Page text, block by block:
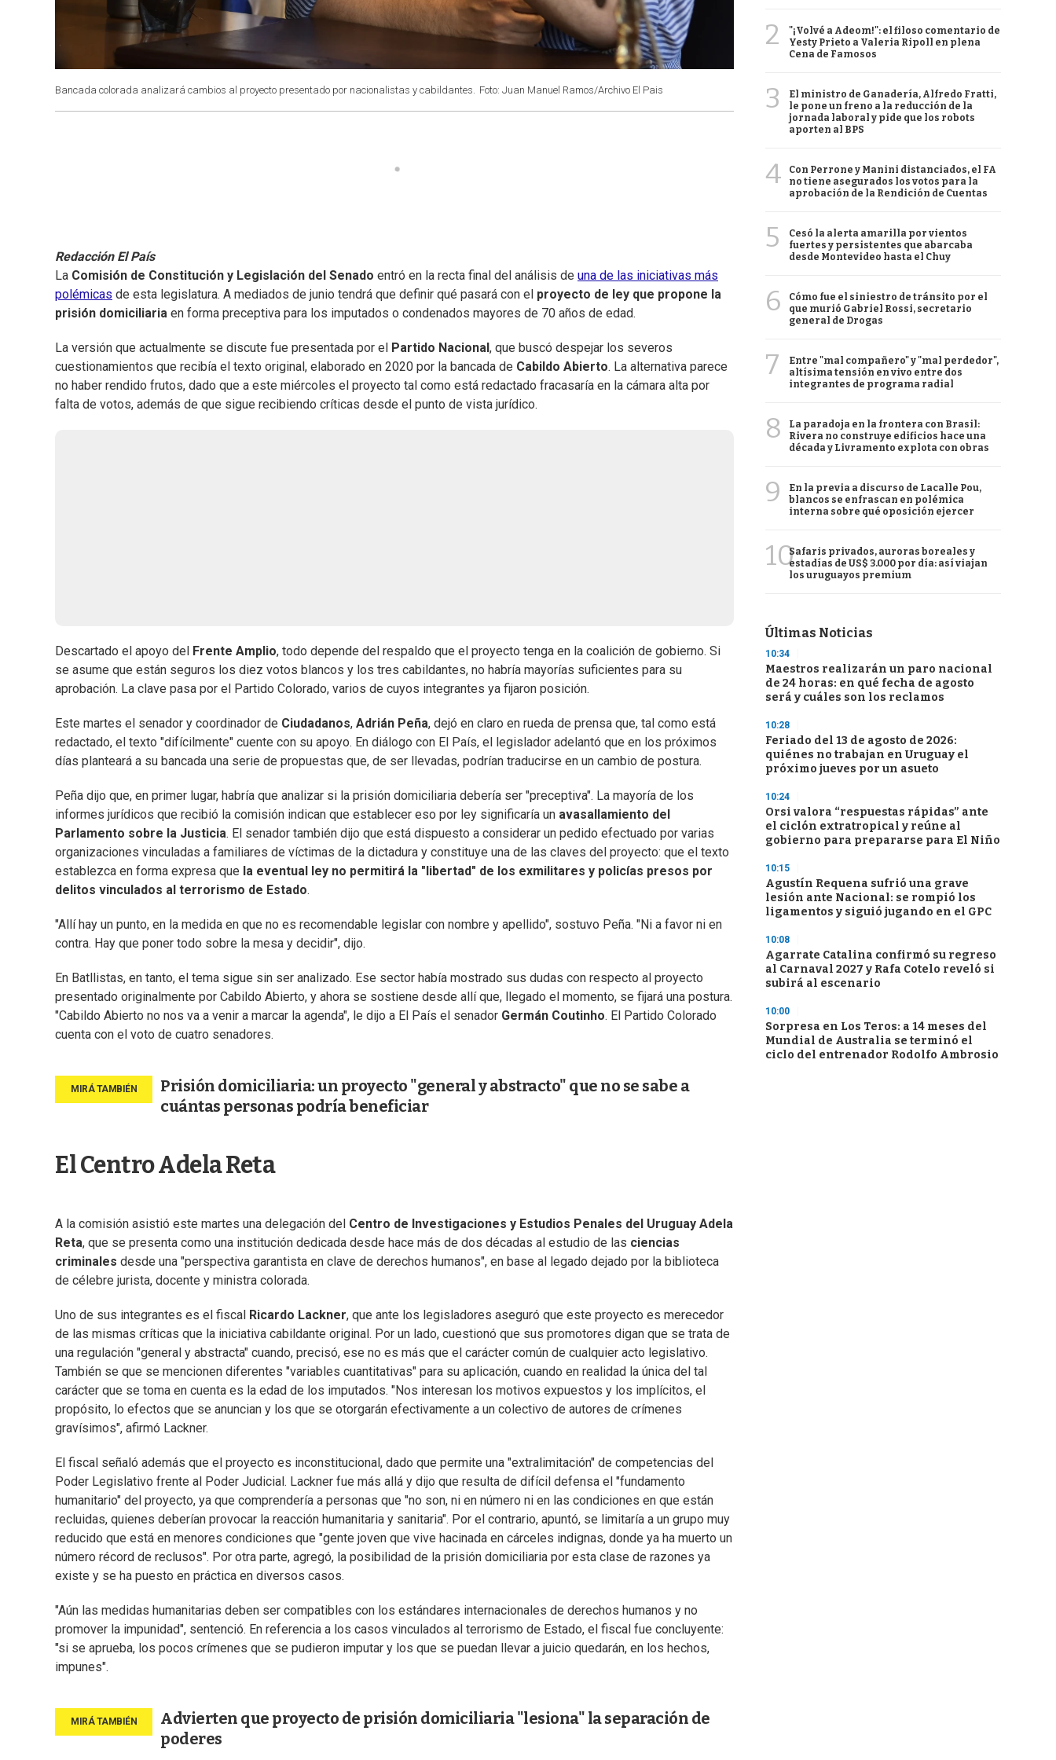
Bancada colorada analizará cambios al proyecto presentado por nacionalistas y cabildantes. Foto: Juan Manuel Ramos/Archivo El Pais
Redacción El País
La Comisión de Constitución y Legislación del Senado entró en la recta final del análisis de una de las iniciativas más
polémicas de esta legislatura. A mediados de junio tendrá que definir qué pasará con el proyecto de ley que propone la
prisión domiciliaria en forma preceptiva para los imputados o condenados mayores de 70 años de edad.
La versión que actualmente se discute fue presentada por el Partido Nacional , que buscó despejar los severos
cuestionamientos que recibía el texto original, elaborado en 2020 por la bancada de Cabildo Abierto. La alternativa parece
no haber rendido frutos, dado que a este miércoles el proyecto tal como está redactado fracasaría en la cámara alta por
falta de votos, además de que sigue recibiendo críticas desde el punto de vista jurídico.
Descartado el apoyo del Frente Amplio, todo depende del respaldo que el proyecto tenga en la coalición de gobierno. Si
se asume que están seguros los diez votos blancos y los tres cabildantes, no habría mayorías suficientes para su
aprobación. La clave pasa por el Partido Colorado, varios de cuyos integrantes ya fijaron posición.
Este martes el senador y coordinador de Ciudadanos, Adrián Peña, dejó en claro en rueda de prensa que, tal como está
redactado, el texto "difícilmente" cuente con su apoyo. En diálogo con El País, el legislador adelantó que en los próximos
días planteará a su bancada una serie de propuestas que, de ser llevadas, podrían traducirse en un cambio de postura.
Peña dijo que, en primer lugar, habría que analizar si la prisión domiciliaria debería ser "preceptiva". La mayoría de los
informes jurídicos que recibió la comisión indican que establecer eso por ley significaría un avasallamiento del
Parlamento sobre la Justicia. El senador también dijo que está dispuesto a considerar un pedido efectuado por varias
organizaciones vinculadas a familiares de víctimas de la dictadura y constituye una de las claves del proyecto: que el texto
establezca en forma expresa que la eventual ley no permitirá la "libertad" de los exmilitares y policías presos por
delitos vinculados al terrorismo de Estado.
"Allí hay un punto, en la medida en que no es recomendable legislar con nombre y apellido", sostuvo Peña. "Ni a favor ni en
contra. Hay que poner todo sobre la mesa y decidir", dijo.
En Batllistas, en tanto, el tema sigue sin ser analizado. Ese sector había mostrado sus dudas con respecto al proyecto
presentado originalmente por Cabildo Abierto, y ahora se sostiene desde allí que, llegado el momento, se fijará una postura.
"Cabildo Abierto no nos va a venir a marcar la agenda", le dijo a El País el senador Germán Coutinho. El Partido Colorado
cuenta con el voto de cuatro senadores.
Prisión domiciliaria: un proyecto "general y abstracto" que no se sabe a
cuántas personas podría beneficiar
El Centro Adela Reta
A la comisión asistió este martes una delegación del Centro de Investigaciones y Estudios Penales del Uruguay Adela
Reta, que se presenta como una institución dedicada desde hace más de dos décadas al estudio de las ciencias
criminales desde una "perspectiva garantista en clave de derechos humanos", en base al legado dejado por la biblioteca
de célebre jurista, docente y ministra colorada.
Uno de sus integrantes es el fiscal Ricardo Lackner, que ante los legisladores aseguró que este proyecto es merecedor
de las mismas críticas que la iniciativa cabildante original. Por un lado, cuestionó que sus promotores digan que se trata de
una regulación "general y abstracta" cuando, precisó, ese no es más que el carácter común de cualquier acto legislativo.
También se que se mencionen diferentes "variables cuantitativas" para su aplicación, cuando en realidad la única del tal
carácter que se toma en cuenta es la edad de los imputados. "Nos interesan los motivos expuestos y los implícitos, el
propósito, lo efectos que se anuncian y los que se otorgarán efectivamente a un colectivo de autores de crímenes
gravísimos", afirmó Lackner.
El fiscal señaló además que el proyecto es inconstitucional, dado que permite una "extralimitación" de competencias del
Poder Legislativo frente al Poder Judicial. Lackner fue más allá y dijo que resulta de difícil defensa el "fundamento
humanitario" del proyecto, ya que comprendería a personas que "no son, ni en número ni en las condiciones en que están
recluidas, quienes deberían provocar la reacción humanitaria y sanitaria". Por el contrario, apuntó, se limitaría a un grupo muy
reducido que está en menores condiciones que "gente joven que vive hacinada en cárceles indignas, donde ya ha muerto un
número récord de reclusos". Por otra parte, agregó, la posibilidad de la prisión domiciliaria por esta clase de razones ya
existe y se ha puesto en práctica en diversos casos.
"Aún las medidas humanitarias deben ser compatibles con los estándares internacionales de derechos humanos y no
promover la impunidad", sentenció. En referencia a los casos vinculados al terrorismo de Estado, el fiscal fue concluyente:
"si se aprueba, los pocos crímenes que se pudieron imputar y los que se puedan llevar a juicio quedarán, en los hechos,
impunes".
Advierten que proyecto de prisión domiciliaria "lesiona" la separación de
poderes
2
"¡Volvé a Adeom!": el filoso comentario de
Yesty Prieto a Valeria Ripoll en plena
Cena de Famosos
3
El ministro de Ganadería, Alfredo Fratti,
le pone un freno a la reducción de la
jornada laboral y pide que los robots
aporten al BPS
4
Con Perrone y Manini distanciados, el FA
no tiene asegurados los votos para la
aprobación de la Rendición de Cuentas
5
Cesó la alerta amarilla por vientos
fuertes y persistentes que abarcaba
desde Montevideo hasta el Chuy
6
Cómo fue el siniestro de tránsito por el
que murió Gabriel Rossi, secretario
general de Drogas
7
Entre "mal compañero" y "mal perdedor",
altísima tensión en vivo entre dos
integrantes de programa radial
8
La paradoja en la frontera con Brasil:
Rivera no construye edificios hace una
década y Livramento explota con obras
9
En la previa a discurso de Lacalle Pou,
blancos se enfrascan en polémica
interna sobre qué oposición ejercer
10Safaris privados, auroras boreales y
estadías de US$ 3.000 por día: así viajan
los uruguayos premium
Últimas Noticias
10:34
Maestros realizarán un paro nacional
de 24 horas: en qué fecha de agosto
será y cuáles son los reclamos
10:28
Feriado del 13 de agosto de 2026:
quiénes no trabajan en Uruguay el
próximo jueves por un asueto
10:24
Orsi valora “respuestas rápidas” ante
el ciclón extratropical y reúne al
gobierno para prepararse para El Niño
10:15
Agustín Requena sufrió una grave
lesión ante Nacional: se rompió los
ligamentos y siguió jugando en el GPC
10:08
Agarrate Catalina confirmó su regreso
al Carnaval 2027 y Rafa Cotelo reveló si
subirá al escenario
10:00
Sorpresa en Los Teros: a 14 meses del
Mundial de Australia se terminó el
ciclo del entrenador Rodolfo Ambrosio